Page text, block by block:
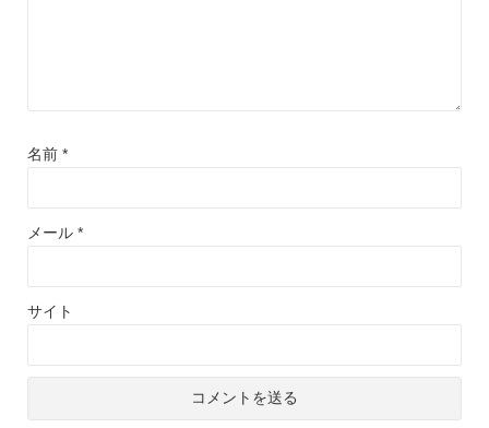
名前 *
メール *
サイト